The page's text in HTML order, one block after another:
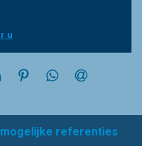
u
op LinkedInop Pinterestop WhatsApp
referenties